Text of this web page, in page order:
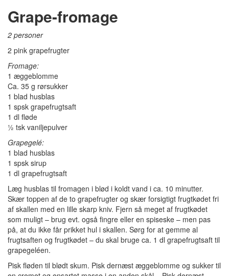
Grape-fromage
2 personer
2 pink grapefrugter
Fromage:
1 æggeblomme
Ca. 35 g rørsukker
1 blad husblas
1 spsk grapefrugtsaft
1 dl fløde
½ tsk vaniljepulver
Grapegelé:
1 blad husblas
1 spsk sirup
1 dl grapefrugtsaft
Læg husblas til fromagen i blød i koldt vand i ca. 10 minutter.
Skær toppen af de to grapefrugter og skær forsigtigt frugtkødet fri
af skallen med en lille skarp kniv. Fjern så meget af frugtkødet
som muligt – brug evt. også fingre eller en spiseske – men pas
på, at du ikke får prikket hul i skallen. Sørg for at gemme al
frugtsaften og frugtkødet – du skal bruge ca. 1 dl grapefrugtsaft til
grapegeléen.
Pisk fløden til blødt skum. Pisk dernæst æggeblomme og sukker til